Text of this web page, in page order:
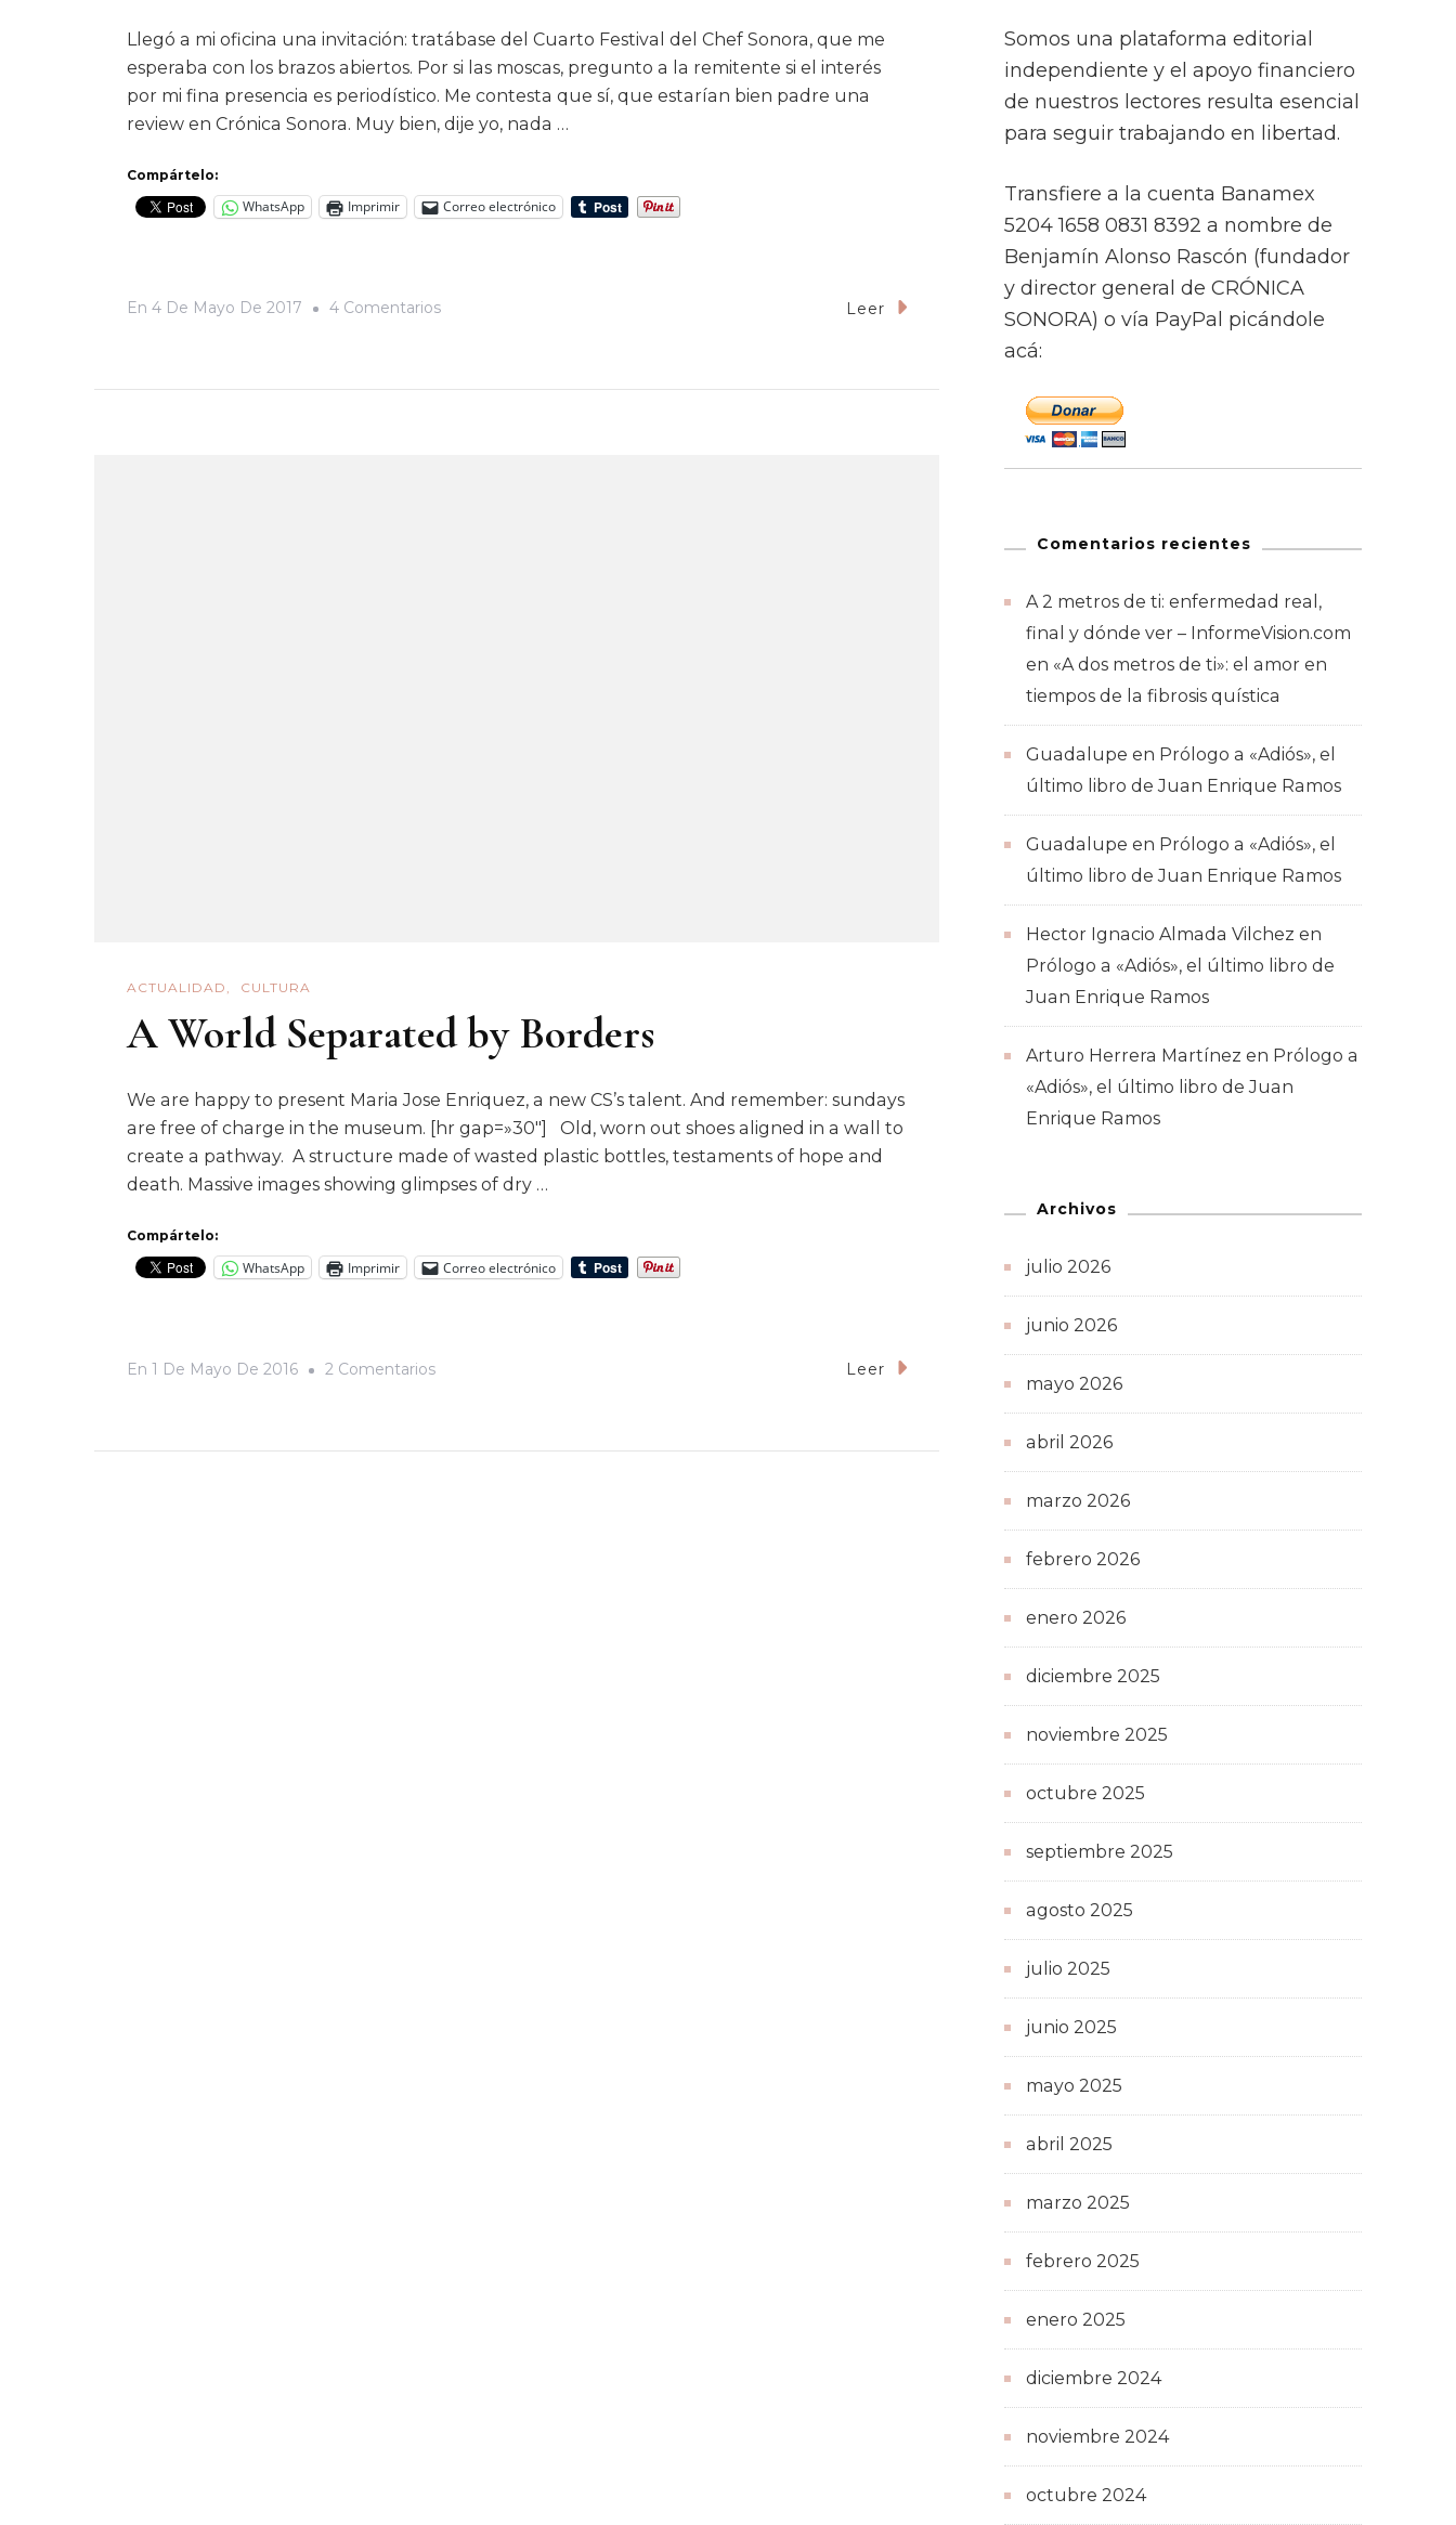
Llegó a mi oficina una invitación: tratábase del Cuarto Festival del Chef Sonora, que me
esperaba con los brazos abiertos. Por si las moscas, pregunto a la remitente si el interés
por mi fina presencia es periodístico. Me contesta que sí, que estarían bien padre una
review en Crónica Sonora. Muy bien, dije yo, nada …
Compártelo:
WhatsApp Imprimir Correo electrónico
En 4 De Mayo De 2017 4 ComentariosEn
Leer
ACTUALIDAD CULTURA
A World Separated by Borders
We are happy to present Maria Jose Enriquez, a new CS’s talent. And remember: sundays
are free of charge in the museum. [hr gap=»30″] Old, worn out shoes aligned in a wall to
create a pathway. A structure made of wasted plastic bottles, testaments of hope and
death. Massive images showing glimpses of dry …
Compártelo:
WhatsApp Imprimir Correo electrónico
En 1 De Mayo De 2016 2 ComentariosEn
Leer
Somos una plataforma editorial
independiente y el apoyo financiero
de nuestros lectores resulta esencial
para seguir trabajando en libertad.
Transfiere a la cuenta Banamex
5204 1658 0831 8392 a nombre de
Benjamín Alonso Rascón (fundador
y director general de CRÓNICA
SONORA) o vía PayPal picándole
acá:
Comentarios recientes
A 2 metros de ti: enfermedad real,
final y dónde ver – InformeVision.com
en «A dos metros de ti»: el amor en
tiempos de la fibrosis quística
Guadalupe en Prólogo a «Adiós», el
último libro de Juan Enrique Ramos
Guadalupe en Prólogo a «Adiós», el
último libro de Juan Enrique Ramos
Hector Ignacio Almada Vilchez en
Prólogo a «Adiós», el último libro de
Juan Enrique Ramos
Arturo Herrera Martínez en Prólogo a
«Adiós», el último libro de Juan
Enrique Ramos
Archivos
julio 2026
junio 2026
mayo 2026
abril 2026
marzo 2026
febrero 2026
enero 2026
diciembre 2025
noviembre 2025
octubre 2025
septiembre 2025
agosto 2025
julio 2025
junio 2025
mayo 2025
abril 2025
marzo 2025
febrero 2025
enero 2025
diciembre 2024
noviembre 2024
octubre 2024